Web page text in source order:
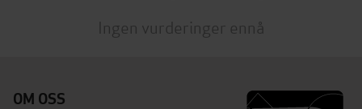
Ingen vurderinger ennå
OM OSS